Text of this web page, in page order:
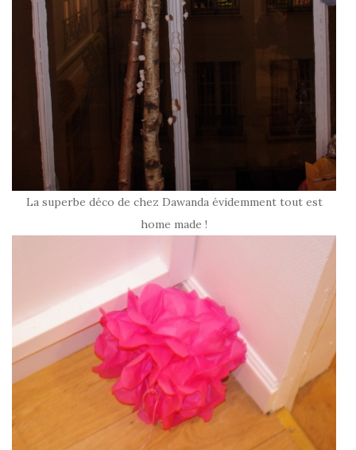
La superbe déco de chez Dawanda évidemment tout est
home made !